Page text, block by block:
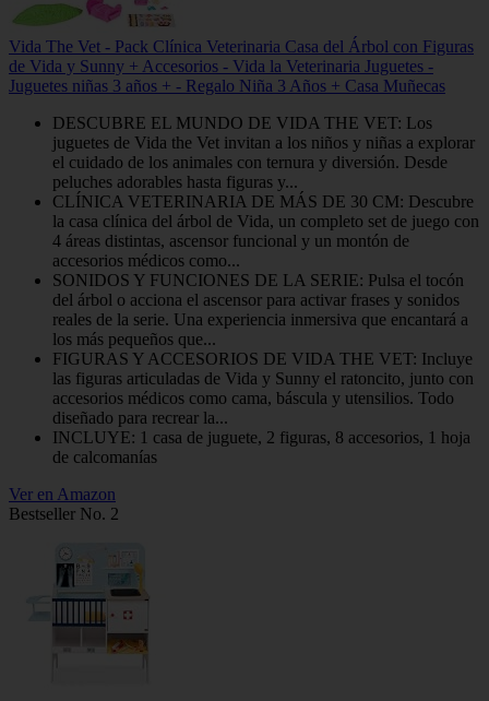
Vida The Vet - Pack Clínica Veterinaria Casa del Árbol con Figuras
de Vida y Sunny + Accesorios - Vida la Veterinaria Juguetes -
Juguetes niñas 3 años + - Regalo Niña 3 Años + Casa Muñecas
DESCUBRE EL MUNDO DE VIDA THE VET: Los
juguetes de Vida the Vet invitan a los niños y niñas a explorar
el cuidado de los animales con ternura y diversión. Desde
peluches adorables hasta figuras y...
CLÍNICA VETERINARIA DE MÁS DE 30 CM: Descubre
la casa clínica del árbol de Vida, un completo set de juego con
4 áreas distintas, ascensor funcional y un montón de
accesorios médicos como...
SONIDOS Y FUNCIONES DE LA SERIE: Pulsa el tocón
del árbol o acciona el ascensor para activar frases y sonidos
reales de la serie. Una experiencia inmersiva que encantará a
los más pequeños que...
FIGURAS Y ACCESORIOS DE VIDA THE VET: Incluye
las figuras articuladas de Vida y Sunny el ratoncito, junto con
accesorios médicos como cama, báscula y utensilios. Todo
diseñado para recrear la...
INCLUYE: 1 casa de juguete, 2 figuras, 8 accesorios, 1 hoja
de calcomanías
Ver en Amazon
Bestseller No. 2